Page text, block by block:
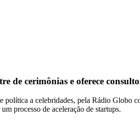
de cerimônias e oferece
política a celebridades, pela Rádio Globo
processo de aceleração de startups.